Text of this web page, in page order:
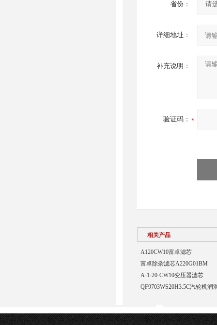
省份：
详细地址：
补充说明：
验证码：
相关产品
A120CW10富卓滤芯
富卓除杂滤芯A220G01BM
A-1-20-CW10变压器滤芯
QF9703WS20H3.5C汽轮机润